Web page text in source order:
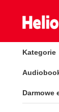
Kategorie
Darmowe